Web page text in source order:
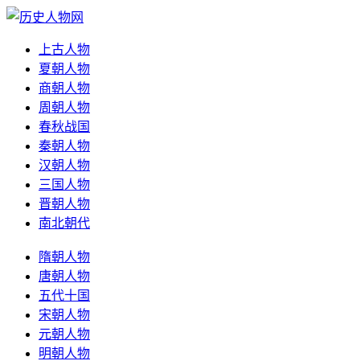
上古人物
夏朝人物
商朝人物
周朝人物
春秋战国
秦朝人物
汉朝人物
三国人物
晋朝人物
南北朝代
隋朝人物
唐朝人物
五代十国
宋朝人物
元朝人物
明朝人物